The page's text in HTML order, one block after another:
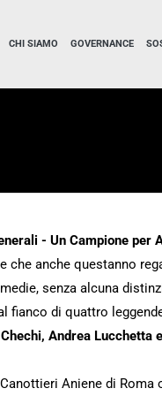
CHI SIAMO GOVERNANCE
- Un Campione per
anche questanno
senza alcuna
fianco di quattro
Andrea Lucchetta
Aniene di Roma